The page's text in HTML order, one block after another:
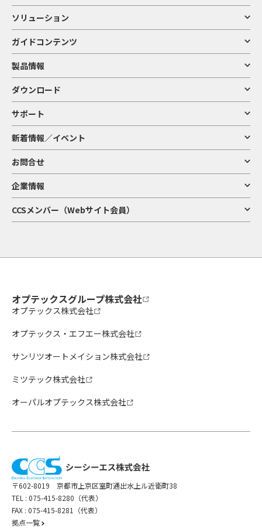
ソリューション
ガイドコンテンツ
製品情報
ダウンロード
サポート
新着情報／イベント
お問合せ
企業情報
CCSメンバー（Webサイト会員）
オプテックスグループ株式会社
オプテックス株式会社
オプテックス・エフエー株式会社
サンリツオートメイション株式会社
ミツテック株式会社
オーパルオプテックス株式会社
〒602-8019 京都市上京区室町通出水上ル近衛町38
TEL : 075-415-8280（代表）
FAX : 075-415-8281（代表）
拠点一覧